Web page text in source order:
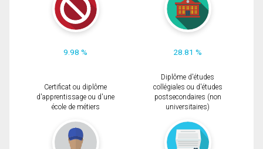
9.98 % 28.81 %
Certificat ou diplôme
d'apprentissage ou d'une
école de métiers
Diplôme d'études
collégiales ou d'études
postsecondaires (non
universitaires)